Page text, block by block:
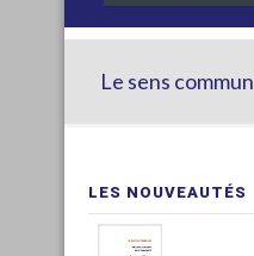
Le sens commun
LES NOUVEAUTÉS